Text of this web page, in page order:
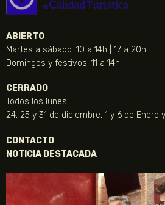
ABIERTO
Martes a sábado: 10 a 14h | 17 a 20h
Domingos y festivos: 11 a 14h
CERRADO
Todos los lunes
24, 25 y 31 de diciembre, 1 y 6 de Enero
CONTACTO
NOTICIA DESTACADA